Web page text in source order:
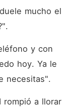
verdadero y se
mirar atrás. Con
roto, pero
ante el rival de su
"¿Te atreves a
Shane la
ojos. "¿Por qué
impulsivo
Más tarde, su ex le
mucho el
y con
hoy. Ya le
necesitas".
rompió a llorar